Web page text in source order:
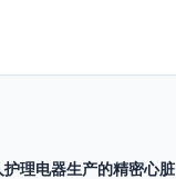
理电器生产的精密心脏